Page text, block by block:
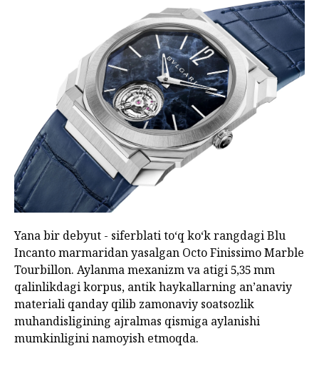
Yana bir debyut - siferblati to‘q ko‘k rangdagi Blu
Incanto marmaridan yasalgan Octo Finissimo Marble
Tourbillon. Aylanma mexanizm va atigi 5,35 mm
qalinlikdagi korpus, antik haykallarning anʼanaviy
materiali qanday qilib zamonaviy soatsozlik
muhandisligining ajralmas qismiga aylanishi
mumkinligini namoyish etmoqda.